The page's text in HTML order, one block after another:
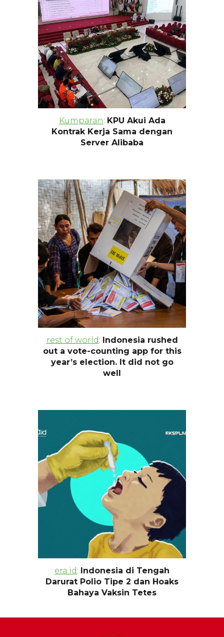
Kumparan: KPU Akui Ada
Kontrak Kerja Sama dengan
Server Alibaba
rest of world: Indonesia rushed
out a vote-counting app for this
year’s election. It did not go
well
era.id: Indonesia di Tengah
Darurat Polio Tipe 2 dan Hoaks
Bahaya Vaksin Tetes